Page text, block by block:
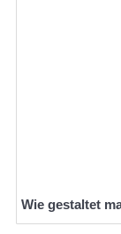
Wie gestaltet